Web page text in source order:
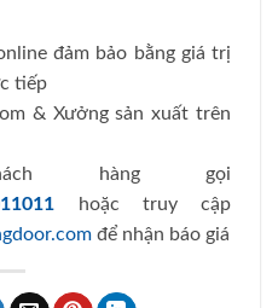
đảm bảo bằng giá trị
tiếp
& Xưởng sản xuất trên
hàng gọi
hoặc truy cập
để nhận báo giá